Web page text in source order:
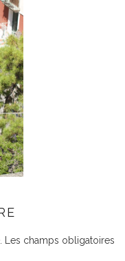
Les champs obligatoires